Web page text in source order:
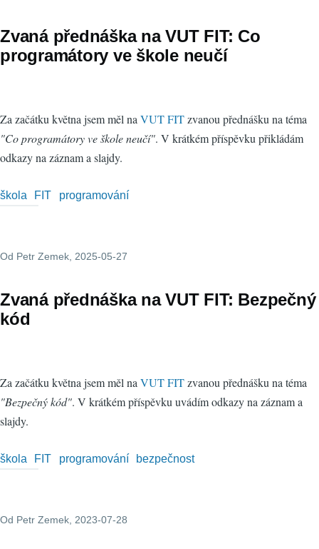
Zvaná přednáška na VUT FIT: Co
programátory ve škole neučí
Za začátku května jsem měl na VUT FITzvanou přednášku na téma
"Co programátory ve škole neučí". V krátkém příspěvku přikládám
odkazy na záznam a slajdy.
škola FIT programování
Od Petr Zemek , 2025-05-27
Zvaná přednáška na VUT FIT: Bezpečný
kód
Za začátku května jsem měl na VUT FITzvanou přednášku na téma
"Bezpečný kód". V krátkém příspěvku uvádím odkazy na záznam a
slajdy.
škola FIT programování bezpečnost
Od Petr Zemek , 2023-07-28